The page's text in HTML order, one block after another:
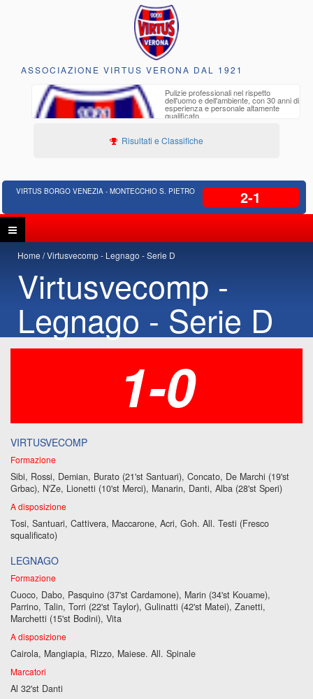
ASSOCIAZIONE VIRTUS VERONA DAL 1921
Pulizie professionali nel rispetto
dell'uomo e dell'ambiente, con 30 anni di
esperienza e personale altamente
qualificato
Risultati e Classifiche
VIRTUS BORGO VENEZIA - MONTECCHIO S. PIETRO 2-1
Home Virtusvecomp - Legnago - Serie D
Virtusvecomp -
Legnago - Serie D
1-0
VIRTUSVECOMP
Formazione
Sibi, Rossi, Demian, Burato (21'st Santuari), Concato, De Marchi (19'st
Grbac), N'Ze, Lionetti (10'st Merci), Manarin, Danti, Alba (28'st Speri)
A disposizione
Tosi, Santuari, Cattivera, Maccarone, Acri, Goh. All. Testi (Fresco
squalificato)
LEGNAGO
Formazione
Cuoco, Dabo, Pasquino (37'st Cardamone), Marin (34'st Kouame),
Parrino, Talin, Torri (22'st Taylor), Gulinatti (42'st Matei), Zanetti,
Marchetti (15'st Bodini), Vita
A disposizione
Cairola, Mangiapia, Rizzo, Maiese. All. Spinale
Marcatori
Al 32'st Danti